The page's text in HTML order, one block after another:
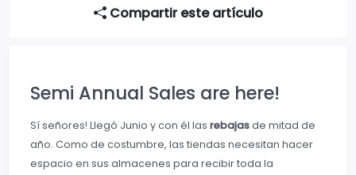
Compartir este artículo
Semi Annual Sales are here!
Sí señores! Llegó Junio y con él las rebajasde mitad de
año. Como de costumbre, las tiendas necesitan hacer
espacio en sus almacenes para recibir toda la